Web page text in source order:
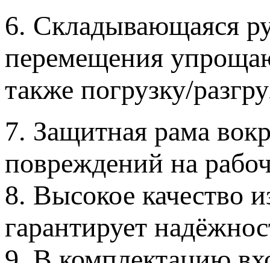
6. Складывающаяся
перемещения
также погрузку/
7. Защитная рама
повреждений на
8. Высокое качество
гарантирует